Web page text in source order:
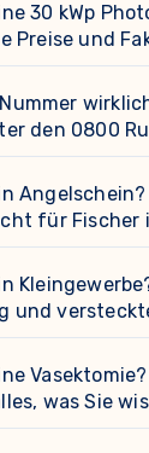
30 kWp
Preise und
den 0800
für Fischer
und
was Sie